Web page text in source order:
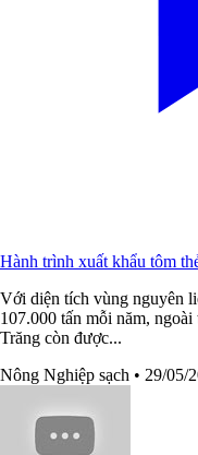
Hành trình xuất khẩu tôm
Với diện tích vùng nguyên
107.000 tấn mỗi năm,
Trăng còn được...
Nông Nghiệp sạch • 29/05/